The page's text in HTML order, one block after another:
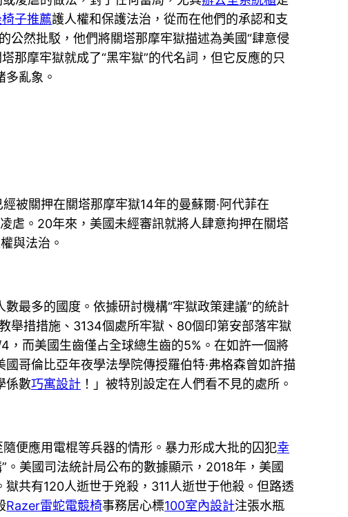
子推薦護人權和保護法治，從而在他們的承認和支
公然批駁，他們將關塔那摩牢獄描述為美國“肆意侵
那摩牢獄就成了“黑牢獄”的代名詞，但它反應的只
亂象。
被關押在關塔那摩牢獄14年的曼蘇爾·阿代菲在
虐。20年來，美國未經審訊就將人肆意拘押在關塔
與法治。
最多的國度。依據研討機構“牢獄政策建議”的統計
舉措措施、3134個處所牢獄、80個印第安部落牢獄
而美國生齒僅占全球總生齒的5%。在如許一個將
哥倫比亞年夜學法學院傳授羅伯特·弗格森曾如許描
係數巧寓設計 ！」被特別設定在人們看不見的處所。
便應用電棍等兵器的情形。暴力形成大批的囚犯幸
美國司法統計局公布的數據顯示，2018年，美國
共有120人逝世于兇殺，311人逝世于他殺。但路透
Razer雷蛇電競椅事務居心標100室內設計注張水瓶